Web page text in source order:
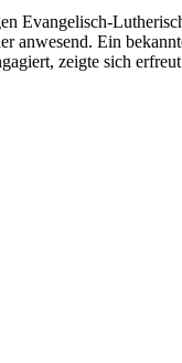
Evangelisch-
anwesend. Ein
zeigte sich